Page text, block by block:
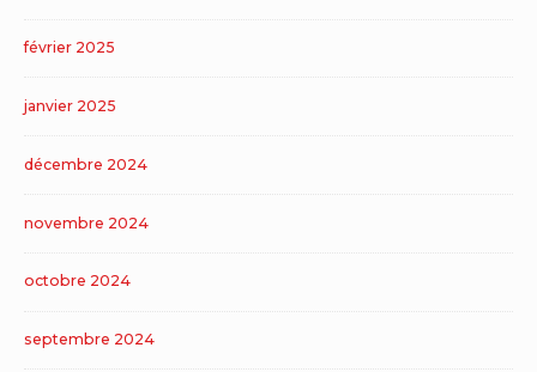
février 2025
janvier 2025
décembre 2024
novembre 2024
octobre 2024
septembre 2024